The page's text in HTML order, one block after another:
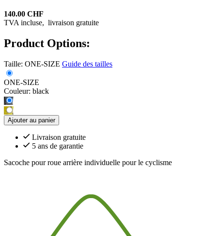
140.00 CHF
TVA incluse, livraison gratuite
Product Options:
Taille: ONE-SIZE Guide des tailles
ONE-SIZE
Couleur: black
Ajouter au panier
Livraison gratuite
5 ans de garantie
Sacoche pour roue arrière individuelle pour le cyclisme